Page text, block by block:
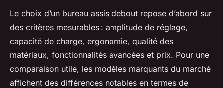
Le choix d’un bureau assis debout repose d’abord sur
des critères mesurables : amplitude de réglage,
capacité de charge, ergonomie, qualité des
matériaux, fonctionnalités avancées et prix. Pour une
comparaison utile, les modèles marquants du marché
affichent des différences notables en termes de